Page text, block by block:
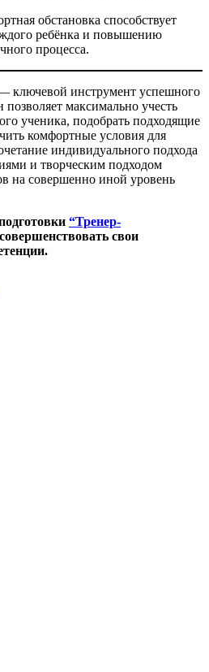
обстановка способствует
ребёнка и повышению
процесса.
ключевой инструмент успешного
максимально учесть
ученика, подобрать подходящие
комфортные условия для
индивидуального подхода
и творческим подходом
на совершенно иной уровень
“Тренер-
свои